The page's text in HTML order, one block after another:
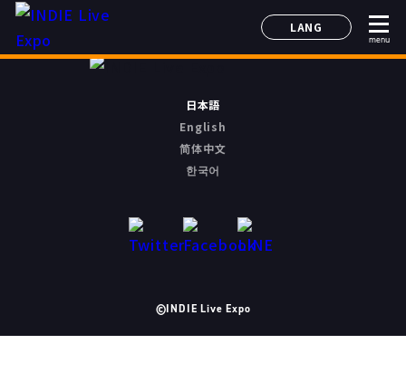
LANG
日本語
menu
English
日本語
한국어
简体中文
©INDIE Live Expo